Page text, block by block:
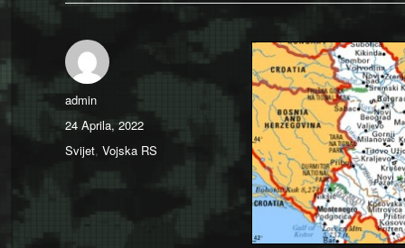
Author
admin
Posted
on
24 Aprila, 2022
Categories
Svijet, Vojska RS